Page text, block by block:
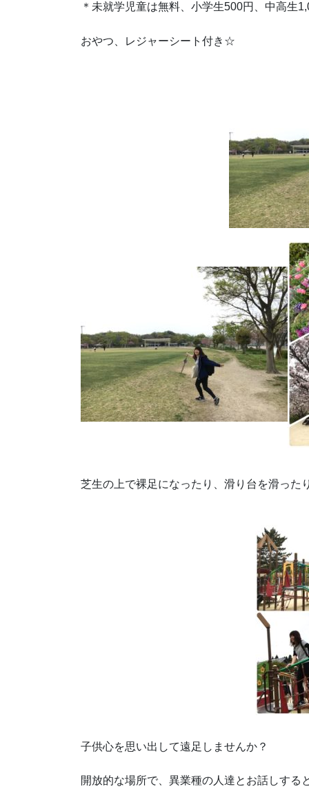
＊未就学児童は無料、小学生500円、中高生
おやつ、レジャーシート付き☆
芝生の上で裸足になったり、滑り台を滑った
子供心を思い出して遠足しませんか？
開放的な場所で、異業種の人達とお話しする